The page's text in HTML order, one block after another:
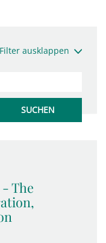
Filter ausklappen
The